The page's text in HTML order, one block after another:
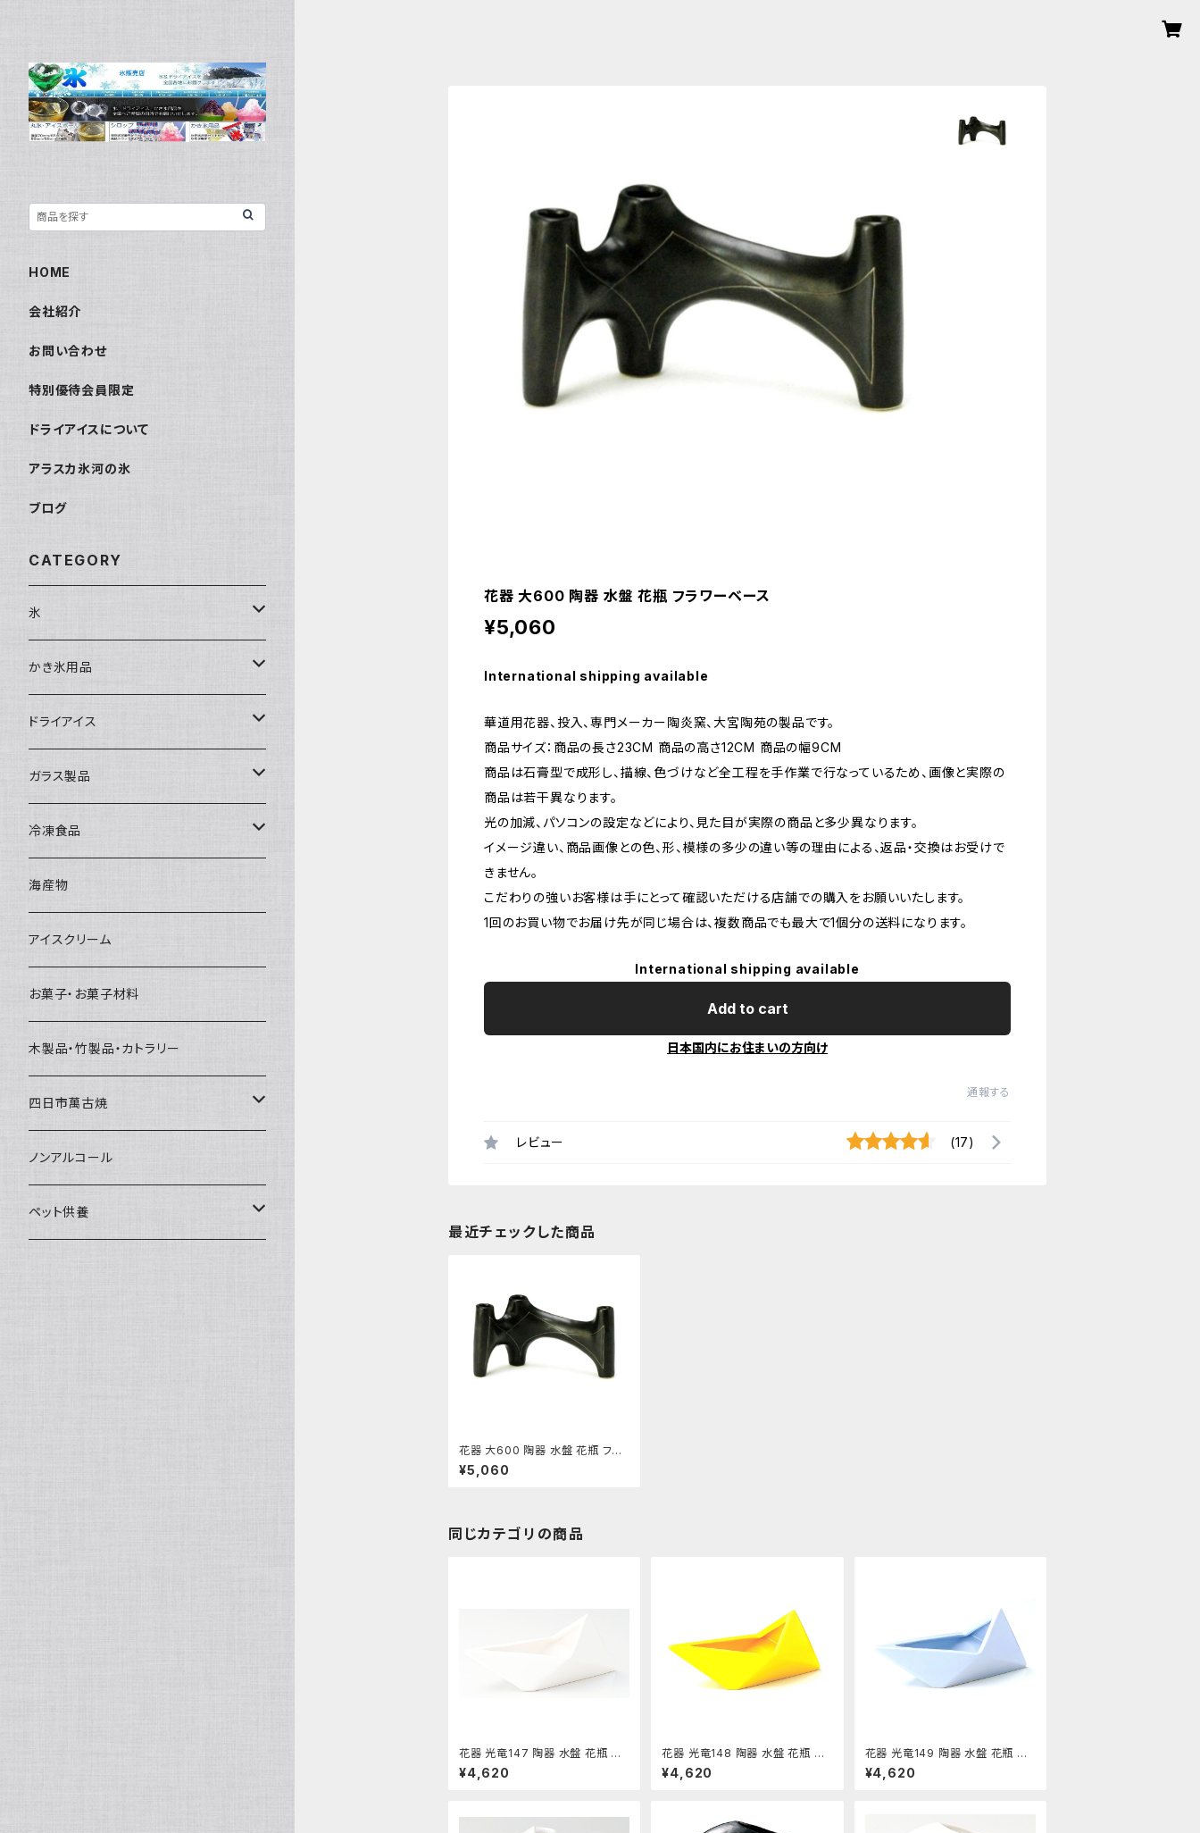
花器 大600 陶器 水盤 花瓶 フラワーベース
¥5,060
International shipping available
華道用花器、投入、専門メーカー陶炎窯、大宮陶苑の製品です。
商品サイズ：商品の長さ23CM 商品の高さ12CM 商品の幅9CM
商品は石膏型で成形し、描線、色づけなど全工程を手作業で行なっているため、画像と実際の
商品は若干異なります。
光の加減、パソコンの設定などにより、見た目が実際の商品と多少異なります。
イメージ違い、商品画像との色、形、模様の多少の違い等の理由による、返品・交換はお受けで
きません。
こだわりの強いお客様は手にとって確認いただける店舗での購入をお願いいたします。
1回のお買い物でお届け先が同じ場合は、複数商品でも最大で1個分の送料になります。
International shipping available
Add to cart
日本国内にお住まいの方向け
通報する
レビュー (17)
最近チェックした商品
花器 大600 陶器 水盤 花瓶 フラ
ワーベース
¥5,060
同じカテゴリの商品
花器 光竜147 陶器 水盤 花瓶 コ
ンポーネント フラワーベース
¥4,620
花器 光竜148 陶器 水盤 花瓶 コ
ンポーネント フラワーベース
¥4,620
花器 光竜149 陶器 水盤 花瓶 コ
ンポーネント フラワーベース
¥4,620
HOME
会社紹介
お問い合わせ
特別優待会員限定
ドライアイスについて
アラスカ氷河の氷
ブログ
CATEGORY
氷
富士天然水の氷
丸氷
直径70mm
直径65mm
角氷
砕氷
氷河の氷
氷アイテム
かき氷用品
かき氷シロップ
無果汁1.8Lパック
無果汁1Lパック
果汁入り600ｍL瓶
無添加瓶シロップ
かき氷機・かき氷器
かき氷カップ
発泡スチロール無地-使い捨て
発泡スチロールプリント柄
かき氷スプーン・スプーンストロー
プラスチック・スプーン
プラスチック・スプーンストロー
コンデンスミルク・練乳・あんこ
かき氷セット
その他かき氷用品
ドライアイス
ドライアイス3ｋｇ
ドライアイス4ｋｇ
ドライアイス5ｋｇ
ドライアイス8ｋｇ
ドライアイス10ｋｇ
ドライアイス15ｋｇ
ドライアイス20ｋｇ
ドライアイス25ｋｇ
ガラス製品
オンザロック・グラス
ビール・グラス
タンブラー
かき氷器
冷凍食品
肉まん・あんまん
パスタ・スパゲッティ
惣菜
海産物
アイスクリーム
お菓子・お菓子材料
木製品・竹製品・カトラリー
四日市萬古焼
土鍋・土釜
一般土鍋
皿・椀・丼・小物
ノンアルコール
ペット供養